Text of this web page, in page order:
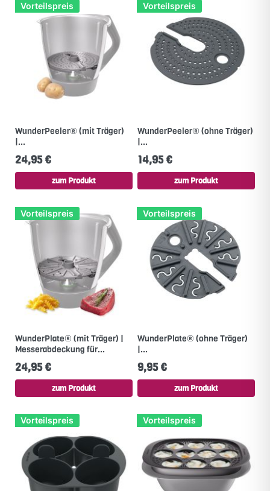
Vorteilspreis
WunderPeeler® (mit Träger)
|...
24,95 €
zum Produkt
Vorteilspreis
WunderPeeler® (ohne Träger)
|...
14,95 €
zum Produkt
Vorteilspreis
WunderPlate® (mit Träger) |
Messerabdeckung für...
24,95 €
zum Produkt
Vorteilspreis
WunderPlate® (ohne Träger)
|...
9,95 €
zum Produkt
Vorteilspreis Vorteilspreis